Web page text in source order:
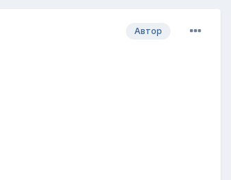
Автор